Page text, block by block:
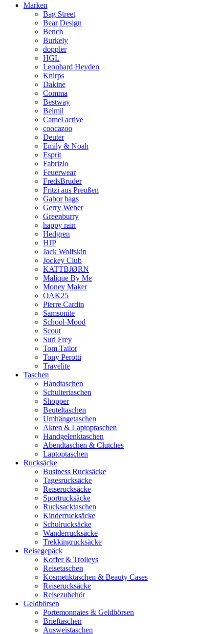
Marken
Bag Street
Bear Design
Bench
Burkely
doppler
HGL
Leonhard Heyden
Knirps
Dakine
Comma
Bestway
Belmil
Camel active
coocazoo
Deuter
Emily & Noah
Esprit
Fabrizio
Feuerwear
FredsBruder
Fritzi aus Preußen
Gabor bags
Gerry Weber
Greenburry
happy rain
Hedgren
HJP
Jack Wolfskin
Jockey Club
KATTBJØRN
Malique By Me
Money Maker
OAK25
Pierre Cardin
Samsonite
School-Mood
Scout
Suri Frey
Tom Tailor
Tony Perotti
Travelite
Taschen
Handtaschen
Schultertaschen
Shopper
Beuteltaschen
Umhängetaschen
Akten & Laptoptaschen
Handgelenktaschen
Abendtaschen & Clutches
Laptoptaschen
Rucksäcke
Business Rucksäcke
Tagesrucksäcke
Reiserucksäcke
Sportrucksäcke
Rucksacktaschen
Kinderrucksäcke
Schulrucksäcke
Wanderrucksäcke
Trekkingrucksäcke
Reisegepäck
Koffer & Trolleys
Reisetaschen
Kosmetiktaschen & Beauty Cases
Reiserucksäcke
Reisezubehör
Geldbörsen
Portemonnaies & Geldbörsen
Brieftaschen
Ausweistaschen